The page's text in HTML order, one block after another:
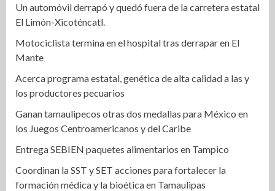
Un automóvil derrapó y quedó fuera de la carretera estatal
El Limón-Xicoténcatl.
Motociclista termina en el hospital tras derrapar en El
Mante
Acerca programa estatal, genética de alta calidad a las y
los productores pecuarios
Ganan tamaulipecos otras dos medallas para México en
los Juegos Centroamericanos y del Caribe
Entrega SEBIEN paquetes alimentarios en Tampico
Coordinan la SST y SET acciones para fortalecer la
formación médica y la bioética en Tamaulipas